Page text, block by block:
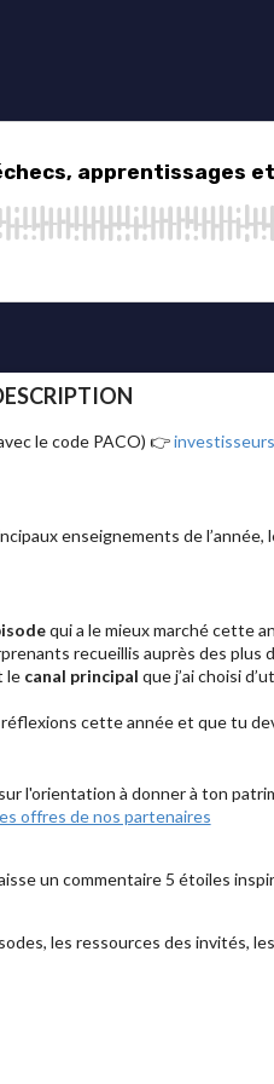
le code PACO) 👉
enseignements de
qui a le mieux marché cette
recueillis auprès des plus
le canal principal que j’ai choisi
cette année et que tu
l'orientation à donner à ton
offres de nos partenaires
un commentaire 5 étoiles
les ressources des invités,